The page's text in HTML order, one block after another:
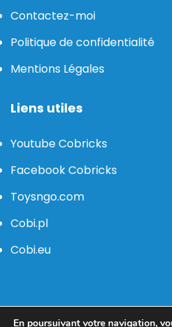
Contactez-moi
Politique de confidentialité
Mentions Légales
Liens utiles
Youtube Cobricks
Facebook Cobricks
Toysngo.com
Cobi.pl
Cobi.eu
En poursuivant votre navigation,